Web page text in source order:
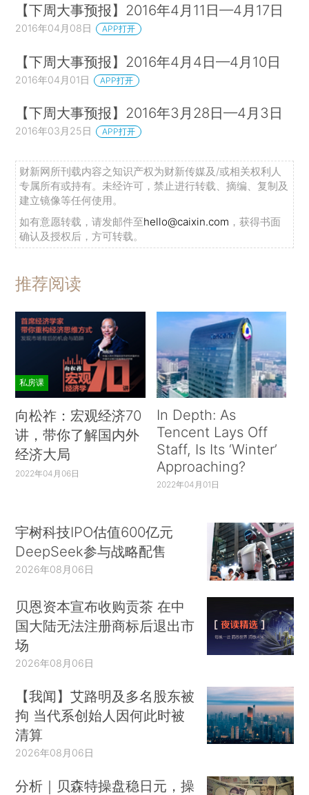
【下周大事预报】2016年4月11日—4月17日
2016年04月08日 APP打开
【下周大事预报】2016年4月4日—4月10日
2016年04月01日 APP打开
【下周大事预报】2016年3月28日—4月3日
2016年03月25日 APP打开
财新网所刊载内容之知识产权为财新传媒及/或相关权利人
专属所有或持有。未经许可，禁止进行转载、摘编、复制及
建立镜像等任何使用。
如有意愿转载，请发邮件至hello@caixin.com ，获得书面
确认及授权后，方可转载。
推荐阅读
私房课
向松祚：宏观经济70
讲，带你了解国内外
经济大局
2022年04月06日
In Depth: As
Tencent Lays Off
Staff, Is Its ‘Winter’
Approaching?
2022年04月01日
宇树科技IPO估值600亿元
DeepSeek参与战略配售
2026年08月06日
贝恩资本宣布收购贡茶 在中
国大陆无法注册商标后退出市
场
2026年08月06日
【我闻】艾路明及多名股东被
拘 当代系创始人因何此时被
清算
2026年08月06日
分析｜贝森特操盘稳日元，操